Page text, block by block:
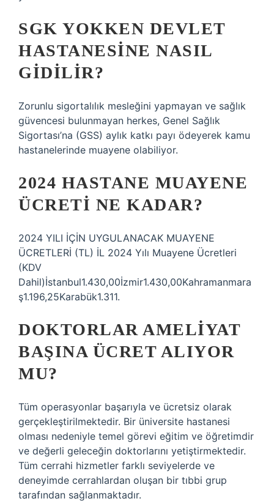
SGK YOKKEN DEVLET
HASTANESINE NASIL
GIDILIR?
Zorunlu sigortalılık mesleğini yapmayan ve sağlık
güvencesi bulunmayan herkes, Genel Sağlık
Sigortası’na (GSS) aylık katkı payı ödeyerek kamu
hastanelerinde muayene olabiliyor.
2024 HASTANE MUAYENE
ÜCRETI NE KADAR?
2024 YILI İÇİN UYGULANACAK MUAYENE
ÜCRETLERİ (TL) İL 2024 Yılı Muayene Ücretleri
(KDV
Dahil)İstanbul1.430,00İzmir1.430,00Kahramanmara
ş1.196,25Karabük1.311.
DOKTORLAR AMELIYAT
BAŞINA ÜCRET ALIYOR
MU?
Tüm operasyonlar başarıyla ve ücretsiz olarak
gerçekleştirilmektedir. Bir üniversite hastanesi
olması nedeniyle temel görevi eğitim ve öğretimdir
ve değerli geleceğin doktorlarını yetiştirmektedir.
Tüm cerrahi hizmetler farklı seviyelerde ve
deneyimde cerrahlardan oluşan bir tıbbi grup
tarafından sağlanmaktadır.